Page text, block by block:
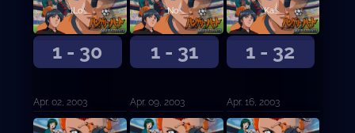
1 - 30
¡Lo logré, hermano!
Apr. 02, 2003
1 - 31
No me siento emocionado en absoluto
Apr. 09, 2003
1 - 32
Kanou Kyosuke ... ¡No te lo perdonaré!
Apr. 16, 2003